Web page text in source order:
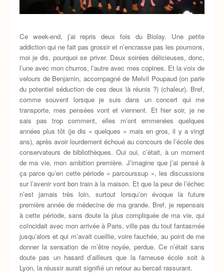
Ce week-end, j’ai repris deux fois du Biolay. Une petite
addiction qui ne fait pas grossir et n’encrasse pas les poumons,
moi je dis, pourquoi se priver. Deux soirées délicieuses, donc,
l’une avec mon churros, l’autre avec mes copines. Et la voix de
velours de Benjamin, accompagné de Melvil Poupaud (on parle
du potentiel séduction de ces deux là réunis ?) (chaleur). Bref,
comme souvent lorsque je suis dans un concert qui me
transporte, mes pensées vont et viennent. Et hier soir, je ne
sais pas trop comment, elles m’ont emmenées quelques
années plus tôt (je dis « quelques » mais en gros, il y a vingt
ans), après avoir lourdement échoué au concours de l’école des
conservateurs de bibliothèques. Oui oui, c’était, à un moment
de ma vie, mon ambition première. J’imagine que j’ai pensé à
ça parce qu’en cette période « parcourssup », les discussions
sur l’avenir vont bon train à la maison. Et que la peur de l’échec
n’est jamais très loin, surtout lorsqu’on évoque la future
première année de médecine de ma grande. Bref, je repensais
à cette période, sans doute la plus compliquée de ma vie, qui
coïncidait avec mon arrivée à Paris, ville pas du tout fantasmée
jusqu’alors et qui m’avait cueillie, voire fauchée, au point de me
donner la sensation de m’être noyée, perdue. Ce n’était sans
doute pas un hasard d’ailleurs que la fameuse école soit à
Lyon, la réussir aurait signifié un retour au bercail rassurant.